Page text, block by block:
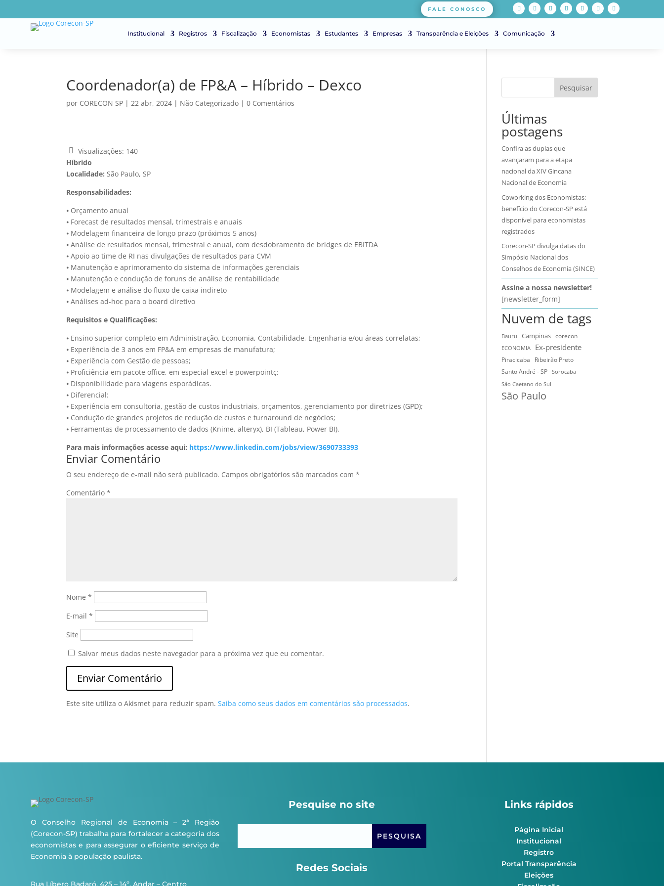
FALE CONOSCO
Institucional Registros Fiscalização Economistas Estudantes Empresas Transparência e Eleições Comunicação
Coordenador(a) de FP&A – Híbrido – Dexco
por CORECON SP |22 abr, 2024 | Não Categorizado |0 Comentários
Visualizações: 140
Híbrido
Localidade: São Paulo, SP
Responsabilidades:
⦁ Orçamento anual
⦁ Forecast de resultados mensal, trimestrais e anuais
⦁ Modelagem financeira de longo prazo (próximos 5 anos)
⦁ Análise de resultados mensal, trimestral e anual, com desdobramento de bridges de EBITDA
⦁ Apoio ao time de RI nas divulgações de resultados para CVM
⦁ Manutenção e aprimoramento do sistema de informações gerenciais
⦁ Manutenção e condução de foruns de análise de rentabilidade
⦁ Modelagem e análise do fluxo de caixa indireto
⦁ Análises ad-hoc para o board diretivo
Requisitos e Qualificações:
⦁ Ensino superior completo em Administração, Economia, Contabilidade, Engenharia e/ou áreas correlatas;
⦁ Experiência de 3 anos em FP&A em empresas de manufatura;
⦁ Experiência com Gestão de pessoas;
⦁ Proficiência em pacote office, em especial excel e powerpointç;
⦁ Disponibilidade para viagens esporádicas.
⦁ Diferencial:
⦁ Experiência em consultoria, gestão de custos industriais, orçamentos, gerenciamento por diretrizes (GPD);
⦁ Condução de grandes projetos de redução de custos e turnaround de negócios;
⦁ Ferramentas de processamento de dados (Knime, alteryx), BI (Tableau, Power BI).
Para mais informações acesse aqui: https://www.linkedin.com/jobs/view/3690733393
Enviar Comentário
O seu endereço de e-mail não será publicado. Campos obrigatórios são marcados com*
Comentário*
Nome*
E-mail*
Site
Salvar meus dados neste navegador para a próxima vez que eu comentar.
Este site utiliza o Akismet para reduzir spam.Saiba como seus dados em comentários são processados.
Pesquisar
Últimas
postagens
Confira as duplas que
avançaram para a etapa
nacional da XIV Gincana
Nacional de Economia
Coworking dos Economistas:
benefício do Corecon-SP está
disponível para economistas
registrados
Corecon-SP divulga datas do
Simpósio Nacional dos
Conselhos de Economia (SINCE)
Assine a nossa newsletter!
[newsletter_form]
Nuvem de tags
Bauru Campinas
corecon
ECONOMIA
Ex-presidente
Piracicaba
Ribeirão Preto
Santo André - SP
Sorocaba
São Caetano do Sul
São Paulo
O Conselho Regional de Economia – 2ª Região
(Corecon-SP) trabalha para fortalecer a categoria dos
economistas e para assegurar o eficiente serviço de
Economia à população paulista.
Rua Líbero Badaró, 425 – 14º. Andar – Centro
Pesquise no site
Redes Sociais
Links rápidos
Página Inicial
Institucional
Registro
Portal Transparência
Eleições